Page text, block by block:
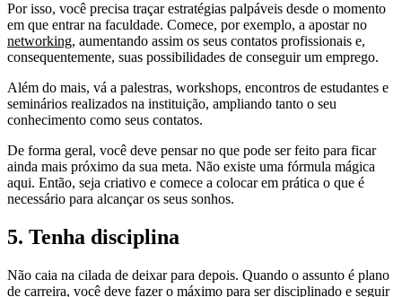
Por isso, você precisa traçar estratégias palpáveis desde o momento
em que entrar na faculdade. Comece, por exemplo, a apostar no
networking, aumentando assim os seus contatos profissionais e,
consequentemente, suas possibilidades de conseguir um emprego.
Além do mais, vá a palestras, workshops, encontros de estudantes e
seminários realizados na instituição, ampliando tanto o seu
conhecimento como seus contatos.
De forma geral, você deve pensar no que pode ser feito para ficar
ainda mais próximo da sua meta. Não existe uma fórmula mágica
aqui. Então, seja criativo e comece a colocar em prática o que é
necessário para alcançar os seus sonhos.
5. Tenha disciplina
Não caia na cilada de deixar para depois. Quando o assunto é plano
de carreira, você deve fazer o máximo para ser disciplinado e seguir